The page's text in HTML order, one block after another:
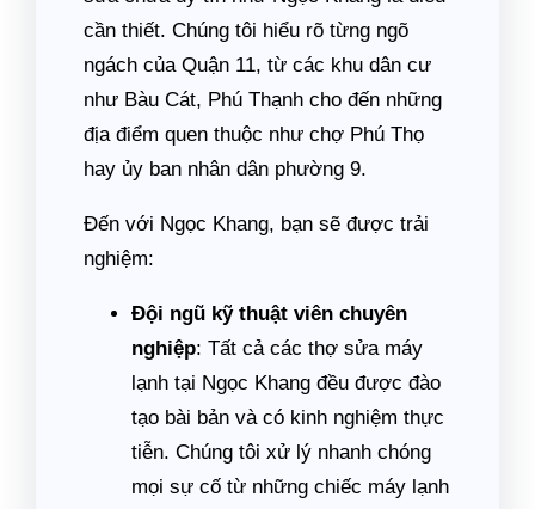
cần thiết. Chúng tôi hiểu rõ từng ngõ
ngách của Quận 11, từ các khu dân cư
như Bàu Cát, Phú Thạnh cho đến những
địa điểm quen thuộc như chợ Phú Thọ
hay ủy ban nhân dân phường 9.
Đến với Ngọc Khang, bạn sẽ được trải
nghiệm:
Đội ngũ kỹ thuật viên chuyên
nghiệp: Tất cả các thợ sửa máy
lạnh tại Ngọc Khang đều được đào
tạo bài bản và có kinh nghiệm thực
tiễn. Chúng tôi xử lý nhanh chóng
mọi sự cố từ những chiếc máy lạnh